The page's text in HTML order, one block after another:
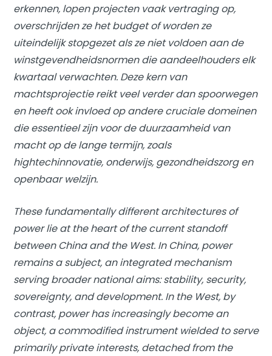
erkennen, lopen projecten vaak vertraging op,
overschrijden ze het budget of worden ze
uiteindelijk stopgezet als ze niet voldoen aan de
winstgevendheidsnormen die aandeelhouders elk
kwartaal verwachten. Deze kern van
machtsprojectie reikt veel verder dan spoorwegen
en heeft ook invloed op andere cruciale domeinen
die essentieel zijn voor de duurzaamheid van
macht op de lange termijn, zoals
hightechinnovatie, onderwijs, gezondheidszorg en
openbaar welzijn.
These fundamentally different architectures of
power lie at the heart of the current standoff
between China and the West. In China, power
remains a subject, an integrated mechanism
serving broader national aims: stability, security,
sovereignty, and development. In the West, by
contrast, power has increasingly become an
object, a commodified instrument wielded to serve
primarily private interests, detached from the